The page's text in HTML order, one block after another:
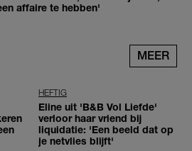
affaire te hebben'
MEER
HEFTIG
Eline uit 'B&B Vol Liefde'
verloor haar vriend bij
liquidatie: 'Een beeld dat op
je netvlies blijft'